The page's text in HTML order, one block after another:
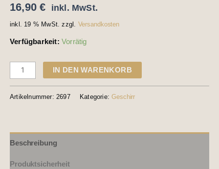
16,90€ inkl. MwSt.
inkl. 19 % MwSt. zzgl. Versandkosten
Verfügbarkeit: Vorrätig
IN DEN WARENKORB
Artikelnummer: 2697 Kategorie:Geschirr
Beschreibung
Produktsicherheit